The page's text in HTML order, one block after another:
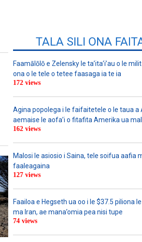
TALA SILI ONA
Faamālōlō e Zelensky le ta’ita’i’au o le
ona o le tele o tetee faasaga ia te ia
172 views
Agina popolega i le faifaitetele o le taua a
aemaise le aofa’i o fitafita Amerika ua
162 views
Malosi le asiosio i Saina, tele soifua aafia
faaleagaina
127 views
Faailoa e Hegseth ua oo i le $37.5 piliona
ma Iran, ae mana’omia pea nisi tupe
74 views